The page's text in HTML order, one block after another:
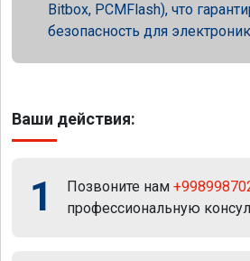
Bitbox, PCMFlash), что
безопасность для
Ваши действия:
1 Позвоните нам
профессиональную